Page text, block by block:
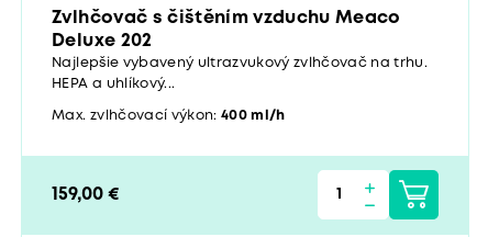
Zvlhčovač s čištěním vzduchu Meaco
Deluxe 202
Najlepšie vybavený ultrazvukový zvlhčovač na trhu.
HEPA a uhlíkový...
Max. zvlhčovací výkon: 400 ml/h
159,00 €